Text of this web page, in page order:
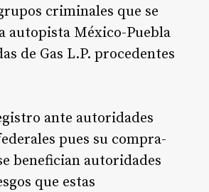
criminales que se
autopista México-Puebla
de Gas L.P. procedentes
ante autoridades
pues su compra-
benefician autoridades
que estas